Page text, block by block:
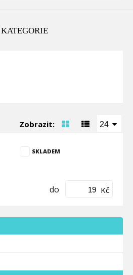
KATEGORIE
Zobrazit: 24
SKLADEM
do Kč